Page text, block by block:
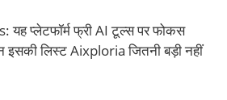
यह प्लेटफॉर्म फ्री AI टूल्स पर फोकस
इसकी लिस्ट Aixploria जितनी बड़ी नहीं